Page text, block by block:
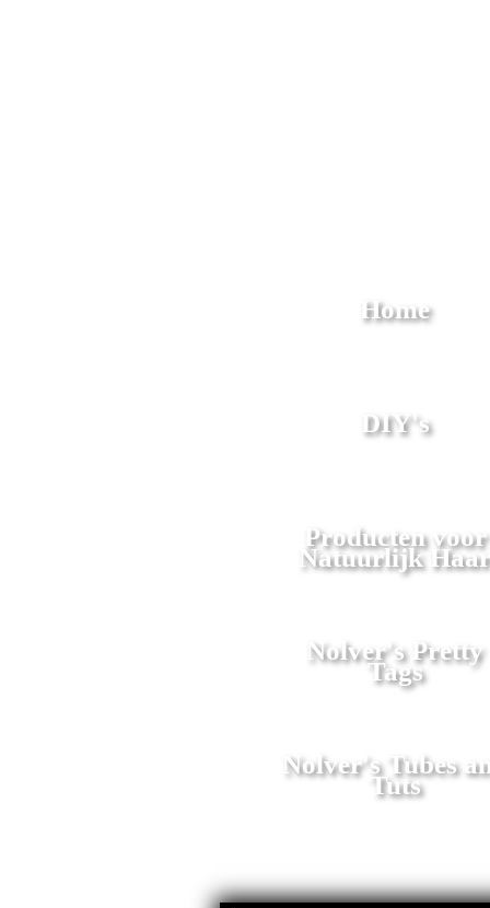
Home
DIY's
Producten voor
Natuurlijk Haar
Nolver's Pretty
Tags
Nolver's Tubes
Tuts